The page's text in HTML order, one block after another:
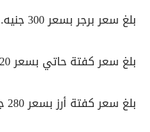
بلغ سعر برجر بسعر 300 جنيه.
بلغ سعر كفتة حاتي بسعر 320 جنيهًا.
بلغ سعر كفتة أرز بسعر 280 جنيهًا.